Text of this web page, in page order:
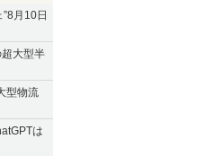
月10日
大型半
型物流
は